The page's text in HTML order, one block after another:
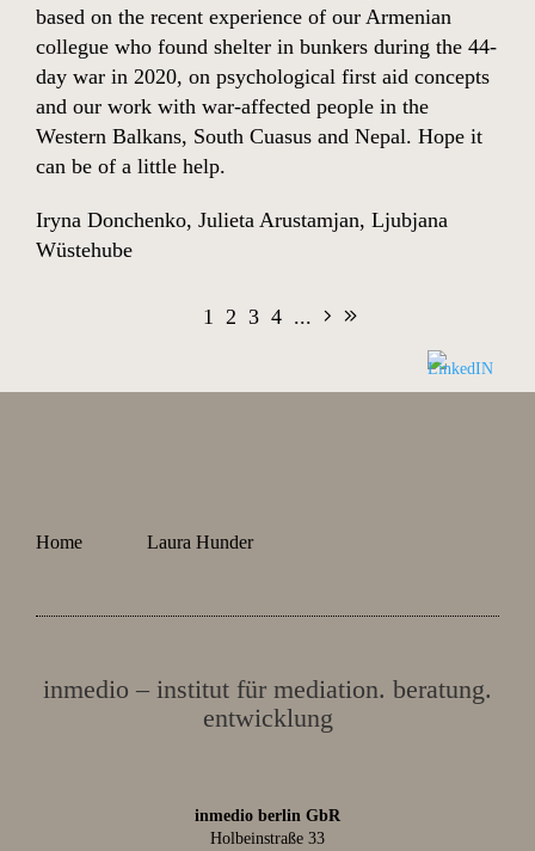
based on the recent experience of our Armenian
collegue who found shelter in bunkers during the 44-
day war in 2020, on psychological first aid concepts
and our work with war-affected people in the
Western Balkans, South Cuasus and Nepal. Hope it
can be of a little help.
Iryna Donchenko, Julieta Arustamjan, Ljubjana
Wüstehube
1 2 3 4 ...
Home Laura Hunder
inmedio – institut für mediation. beratung.
entwicklung
inmedio berlin GbR
Holbeinstraße 33